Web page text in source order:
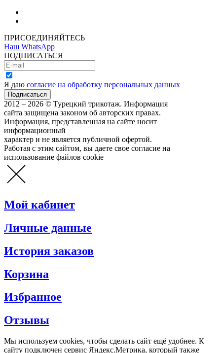
ПРИСОЕДИНЯЙТЕСЬ
Наш WhatsApp
ПОДПИСАТЬСЯ
Я даю согласие на обработку персональных данных
2012 – 2026 © Турецкий трикотаж. Информация
сайта защищена законом об авторских правах.
Информация, представленная на сайте носит
информационный
характер и не является публичной офертой.
Работая с этим сайтом, вы даете свое согласие на
использование файлов cookie
Мой кабинет
Личные данные
История заказов
Корзина
Избранное
Отзывы
Мы используем cookies, чтобы сделать сайт ещё удобнее. К
сайту подключен сервис Яндекс.Метрика, который также